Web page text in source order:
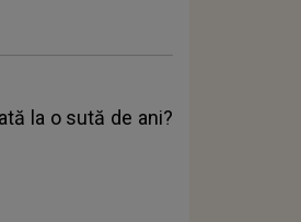
la o sută de ani?